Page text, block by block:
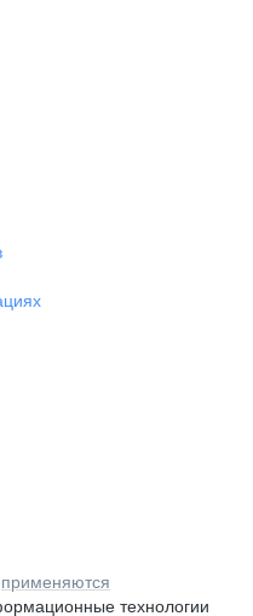
применяются
технологии